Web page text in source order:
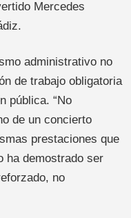
Mercedes
administrativo no
de trabajo obligatoria
pública. “No
de un concierto
prestaciones que
ha demostrado ser
no